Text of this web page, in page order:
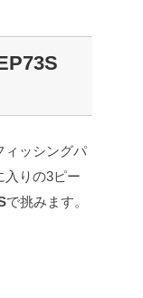
ィッシングパ
入りの3ピー
で挑みます。